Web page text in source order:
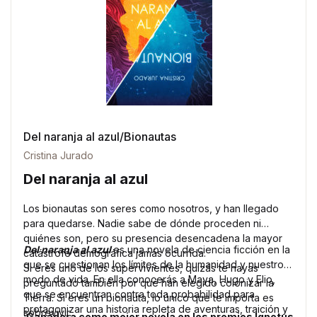
Del naranja al azul/Bionautas
Cristina Jurado
Del naranja al azul
Los bionautas son seres como nosotros, y han llegado
para quedarse. Nadie sabe de dónde proceden ni
quiénes son, pero su presencia desencadena la mayor
catástrofe demográfica jamás ocurrida.
Si eres uno de los supervivientes, quizás te hayas
preguntado también por qué han elegido colonizar la
Tierra. Si eres un bionauta, lo único que te importa es
sobrevivir.
Del naranja al azules una novela de ciencia ficción en la
que se cuestionan los límites de la humanidad y nuestro
modo de vida. En ella conocerás a Maya, Hugo y Elio,
que se encuentran contra toda probabilidad para
protagonizar una historia repleta de aventuras, traición y